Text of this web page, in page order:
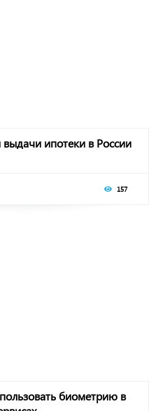
ипотеки в России
157
биометрию в